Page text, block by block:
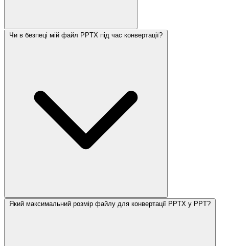
Чи в безпеці мій файл PPTX під час конвертації?
Який максимальний розмір файлу для конвертації PPTX у PPT?